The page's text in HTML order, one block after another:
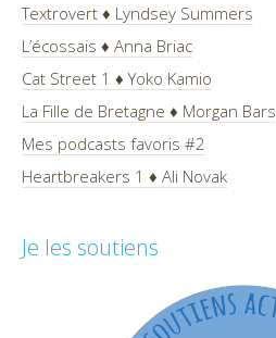
Textrovert ♦ Lyndsey Summers
L’écossais ♦ Anna Briac
Cat Street 1 ♦ Yoko Kamio
La Fille de Bretagne ♦ Morgan Bars
Mes podcasts favoris #2
Heartbreakers 1 ♦ Ali Novak
Je les soutiens